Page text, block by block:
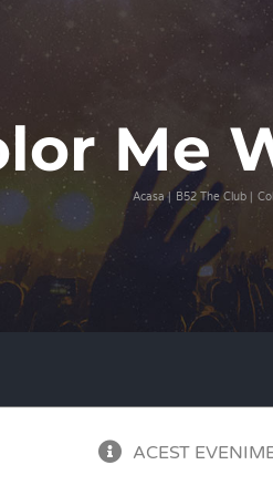
Me
Acasa B52 The Club
ACEST